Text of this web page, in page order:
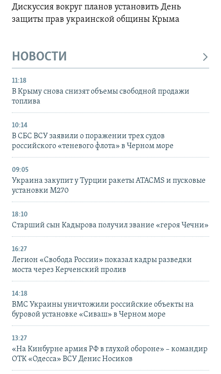
Дискуссия вокруг планов установить День
защиты прав украинской общины Крыма
НОВОСТИ
11:18
В Крыму снова снизят объемы свободной продажи
топлива
10:14
В СБС ВСУ заявили о поражении трех судов
российского «теневого флота» в Черном море
09:05
Украина закупит у Турции ракеты ATACMS и пусковые
установки M270
18:10
Старший сын Кадырова получил звание «героя Чечни»
16:27
Легион «Свобода России» показал кадры разведки
моста через Керченский пролив
14:18
ВМС Украины уничтожили российские объекты на
буровой установке «Сиваш» в Черном море
13:27
«На Кинбурне армия РФ в глухой обороне» – командир
ОТК «Одесса» ВСУ Денис Носиков